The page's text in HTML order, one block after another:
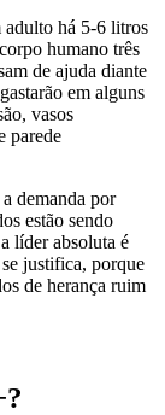
há 5-6 litros
humano três
de ajuda diante
em alguns
vasos
parede
demanda por
estão sendo
líder absoluta é
justifica, porque
de herança ruim